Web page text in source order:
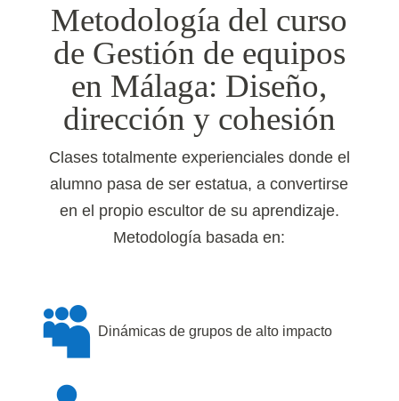
Metodología del curso
de Gestión de equipos
en Málaga: Diseño,
dirección y cohesión
Clases totalmente experienciales donde el
alumno pasa de ser estatua, a convertirse
en el propio escultor de su aprendizaje.
Metodología basada en:
 Dinámicas de grupos de alto impacto